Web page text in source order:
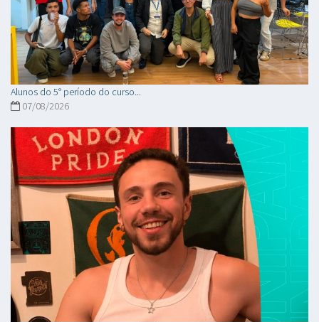
Alunos do 5° período do curso...
07/08/2026